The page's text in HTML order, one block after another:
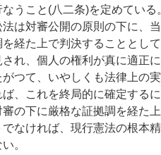
うこと(八二条)を定めてい
は対審公開の原則の下に、
を経た上で判決することとし
れ、個人の権利が真に適正
がつて、いやしくも法律上の
ば、これを終局的に確定する
の下に厳格な証拠調を経た
でなければ、現行憲法の根本
。